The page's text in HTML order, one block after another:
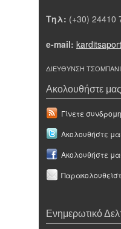
Τηλ: (+30) 24410
e-mail:
ΔΙΕΥΘΥΝΣΗ
Ακολουθήστε
Γίνετε
Ακολουθήστε
Ακολουθήστε
Ενημερωτικό